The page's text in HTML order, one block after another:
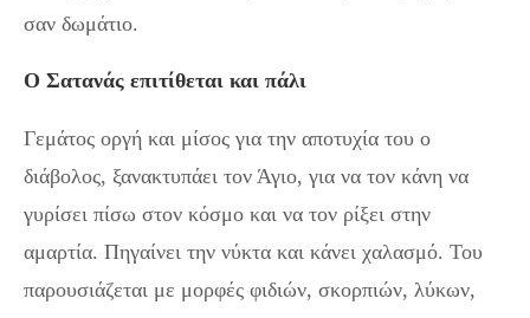
σαν δωμάτιο.
Ο Σατανάς επιτίθεται και πάλι
Γεμάτος οργή και μίσος για την αποτυχία του ο
διάβολος, ξανακτυπάει τον Άγιο, για να τον κάνη να
γυρίσει πίσω στον κόσμο και να τον ρίξει στην
αμαρτία. Πηγαίνει την νύκτα και κάνει χαλασμό. Του
παρουσιάζεται με μορφές φιδιών, σκορπιών, λύκων,